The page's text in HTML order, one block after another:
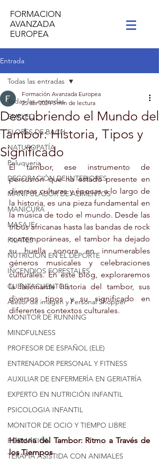
FORMACION
AVANZADA
EUROPEA
Entrada
Todas las entradas
EMPLEO
FLORES DE BACH
NATUROPATÍA
Peluqueria
DECORACIÓN DE INTERIORES
MANIPULADOR DE ALIMENTOS
MANICURA
MASAJE
PILATES
NUTRICION EN EL DEPORTE
INCENDIOS FORESTALES
CUENTACUENTOS
Asesor de imagen y Personal Shopper
MONITOR DE RUNNING
MINDFULNESS
PROFESOR DE ESPAÑOL (ELE)
ENTRENADOR PERSONAL Y FITNESS
AUXILIAR DE ENFERMERÍA EN GERIATRÍA
EXPERTO EN NUTRICIÓN INFANTIL
PSICOLOGIA INFANTIL
MONITOR DE OCIO Y TIEMPO LIBRE
FORMACIÓN
TERAPIA ASISTIDA CON ANIMALES
Todas las entradas
Descubriendo el Mundo del
Tambor: Historia, Tipos y
Significado
Formación Avanzada Europea
25 abr 2024 3 min de lectura
El tambor, ese instrumento de
percusión que ha estado presente en
diversas culturas y épocas a lo largo de
la historia, es una pieza fundamental en
la música de todo el mundo. Desde las
tribus africanas hasta las bandas de rock
contemporáneas, el tambor ha dejado
su huella sonora en innumerables
géneros musicales y celebraciones
culturales. En este blog, exploraremos
la fascinante historia del tambor, sus
diversos tipos y su significado en
diferentes contextos culturales.
Historia del Tambor: Ritmo a Través de
los Tiempos